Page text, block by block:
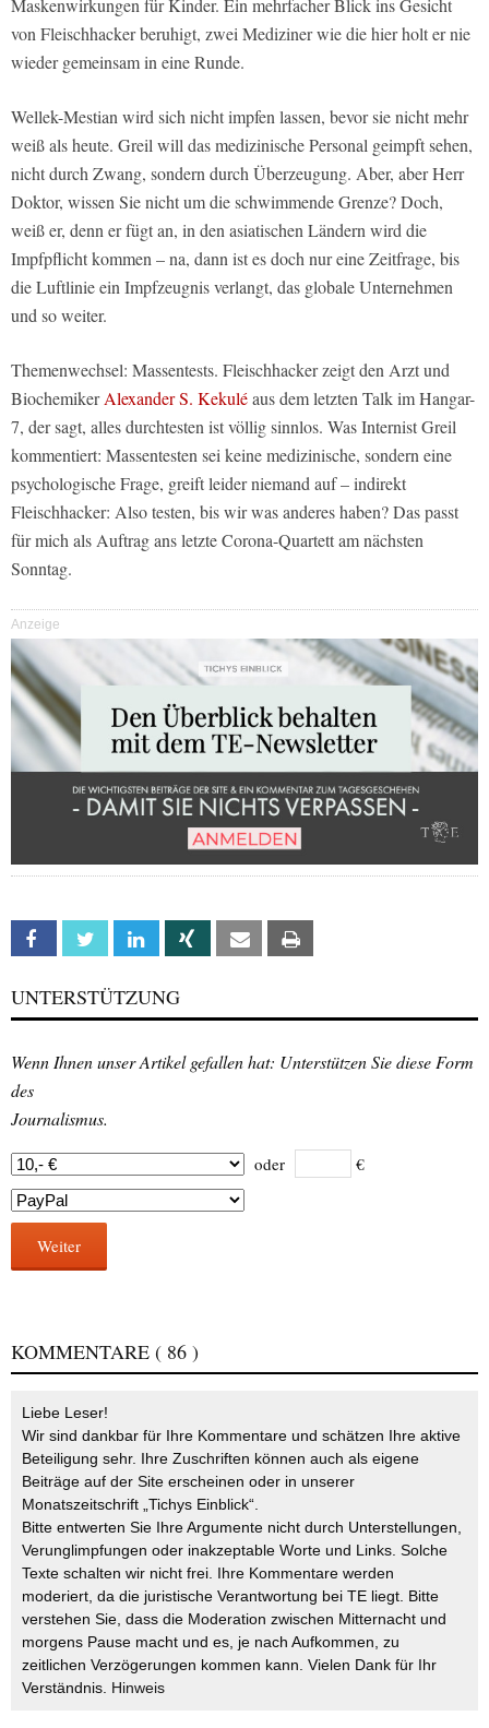
Maskenwirkungen für Kinder. Ein mehrfacher Blick ins Gesicht
von Fleischhacker beruhigt, zwei Mediziner wie die hier holt er nie
wieder gemeinsam in eine Runde.
Wellek-Mestian wird sich nicht impfen lassen, bevor sie nicht mehr
weiß als heute. Greil will das medizinische Personal geimpft sehen,
nicht durch Zwang, sondern durch Überzeugung. Aber, aber Herr
Doktor, wissen Sie nicht um die schwimmende Grenze? Doch,
weiß er, denn er fügt an, in den asiatischen Ländern wird die
Impfpflicht kommen – na, dann ist es doch nur eine Zeitfrage, bis
die Luftlinie ein Impfzeugnis verlangt, das globale Unternehmen
und so weiter.
Themenwechsel: Massentests. Fleischhacker zeigt den Arzt und
BiochemikerAlexander S. Kekuléaus dem letzten Talk im Hangar-
7, der sagt, alles durchtesten ist völlig sinnlos. Was Internist Greil
kommentiert: Massentesten sei keine medizinische, sondern eine
psychologische Frage, greift leider niemand auf – indirekt
Fleischhacker: Also testen, bis wir was anderes haben? Das passt
für mich als Auftrag ans letzte Corona-Quartett am nächsten
Sonntag.
Anzeige
Facebook Twitter Linkedin Xing Email
UNTERSTÜTZUNG
Wenn Ihnen unser Artikel gefallen hat: Unterstützen Sie diese Form
des
Journalismus.
oder €
Weiter
KOMMENTARE ( 86 )
Liebe Leser!
Wir sind dankbar für Ihre Kommentare und schätzen Ihre aktive
Beteiligung sehr. Ihre Zuschriften können auch als eigene
Beiträge auf der Site erscheinen oder in unserer
Monatszeitschrift „Tichys Einblick“.
Bitte entwerten Sie Ihre Argumente nicht durch Unterstellungen,
Verunglimpfungen oder inakzeptable Worte und Links. Solche
Texte schalten wir nicht frei. Ihre Kommentare werden
moderiert, da die juristische Verantwortung bei TE liegt. Bitte
verstehen Sie, dass die Moderation zwischen Mitternacht und
morgens Pause macht und es, je nach Aufkommen, zu
zeitlichen Verzögerungen kommen kann. Vielen Dank für Ihr
Verständnis. Hinweis